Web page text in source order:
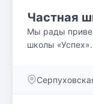
Частная
Мы рады
школы